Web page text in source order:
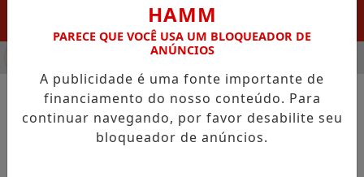
EM PORTO GRANDE COM ATUAÇÃO VOLTADA
NOTÍCIAS/SENADOR DAVI ALCOLUMBRE
Alcolumbre defende votações
HAMM
PARECE QUE VOCÊ USA UM BLOQUEADOR DE
ANÚNCIOS
A publicidade é uma fonte importante de
financiamento do nosso conteúdo. Para
continuar navegando, por favor desabilite seu
bloqueador de anúncios.